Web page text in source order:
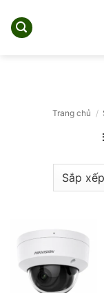
qua
Trang chủ /